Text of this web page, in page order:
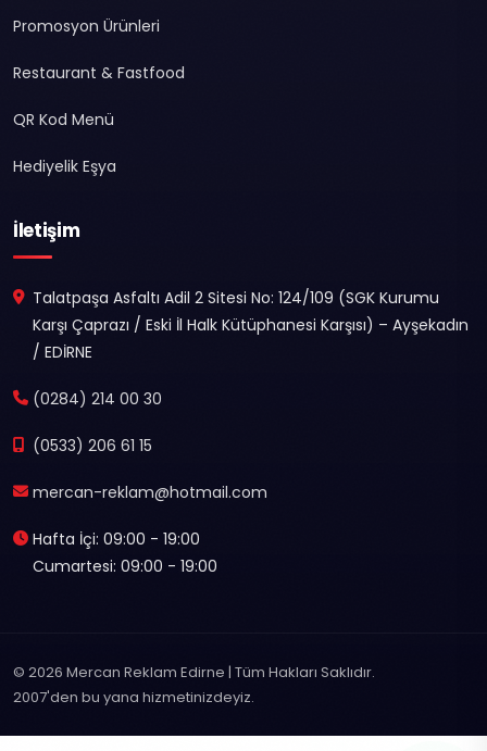
Promosyon Ürünleri
Restaurant & Fastfood
QR Kod Menü
Hediyelik Eşya
İletişim
Talatpaşa Asfaltı Adil 2 Sitesi No: 124/109 (SGK Kurumu
Karşı Çaprazı / Eski İl Halk Kütüphanesi Karşısı) – Ayşekadın
/ EDİRNE
(0284) 214 00 30
(0533) 206 61 15
mercan-reklam@hotmail.com
Hafta İçi: 09:00 - 19:00
Cumartesi: 09:00 - 19:00
© 2026 Mercan Reklam Edirne | Tüm Hakları Saklıdır.
2007'den bu yana hizmetinizdeyiz.